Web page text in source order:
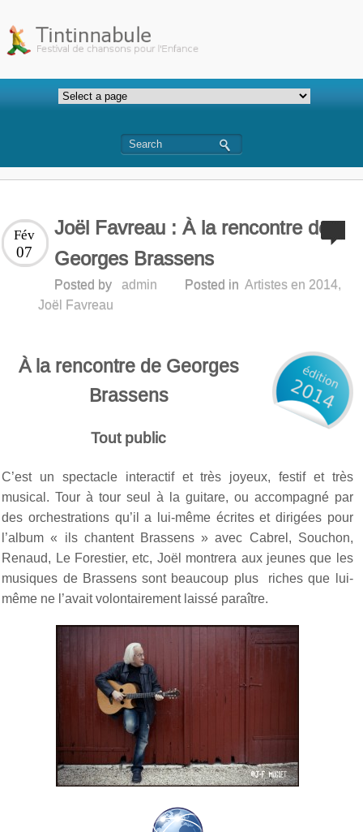
Joël Favreau : À la rencontre de
Georges Brassens
Fév
07
Posted by admin Posted in Artistes en 2014,
Joël Favreau
À la rencontre de Georges
Brassens
Tout public
C’est un spectacle interactif et très joyeux, festif et très
musical. Tour à tour seul à la guitare, ou accompagné par
des orchestrations qu’il a lui-même écrites et dirigées pour
l’album « ils chantent Brassens » avec Cabrel, Souchon,
Renaud, Le Forestier, etc, Joël montrera aux jeunes que les
musiques de Brassens sont beaucoup plus riches que lui-
même ne l’avait volontairement laissé paraître.